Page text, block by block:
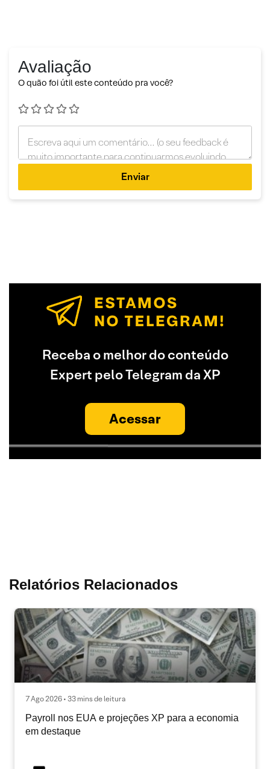
Avaliação
O quão foi útil este conteúdo pra você?
Enviar
Receba o melhor do conteúdo
Expert pelo Telegram da XP
Acessar
Relatórios Relacionados
7 Ago 2026 • 33 mins de leitura
Payroll nos EUA e projeções XP para a economia
em destaque